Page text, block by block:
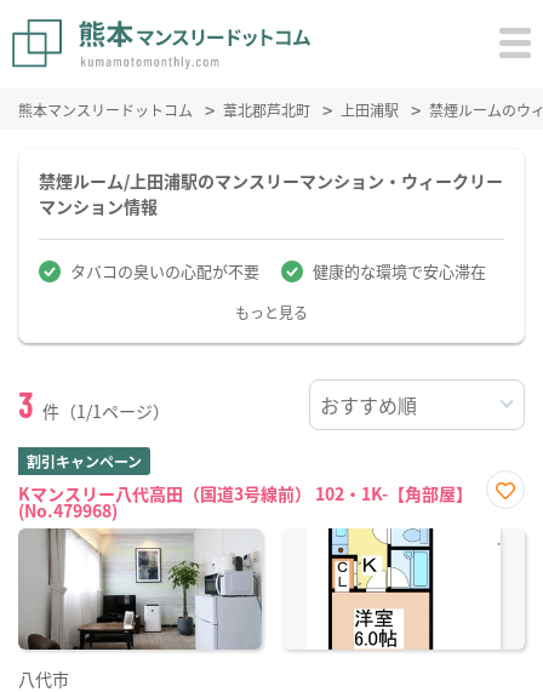
熊本マンスリードットコム 葦北郡芦北町 上田浦駅 禁煙ルームのウ
禁煙ルーム/上田浦駅のマンスリーマンション・ウィークリー
マンション情報
タバコの臭いの心配が不要 健康的な環境で安心滞在
もっと見る
3 件（1/1ページ）
割引キャンペーン
Kマンスリー八代高田（国道3号線前） 102・1K-【角部屋】
(No.479968)
に入
り登
八代市